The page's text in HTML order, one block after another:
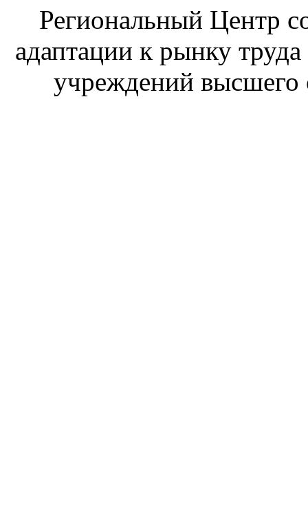
Региональный Центр
адаптации к рынку
учреждений